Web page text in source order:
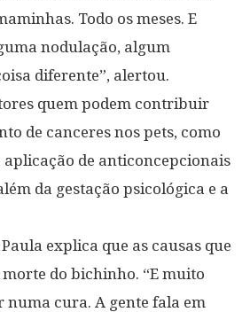
Todo os meses. E
nodulação, algum
diferente”, alertou.
quem podem contribuir
de canceres nos pets, como
aplicação de anticoncepcionais
da gestação psicológica e a
explica que as causas que
do bichinho. “E muito
numa cura. A gente fala em